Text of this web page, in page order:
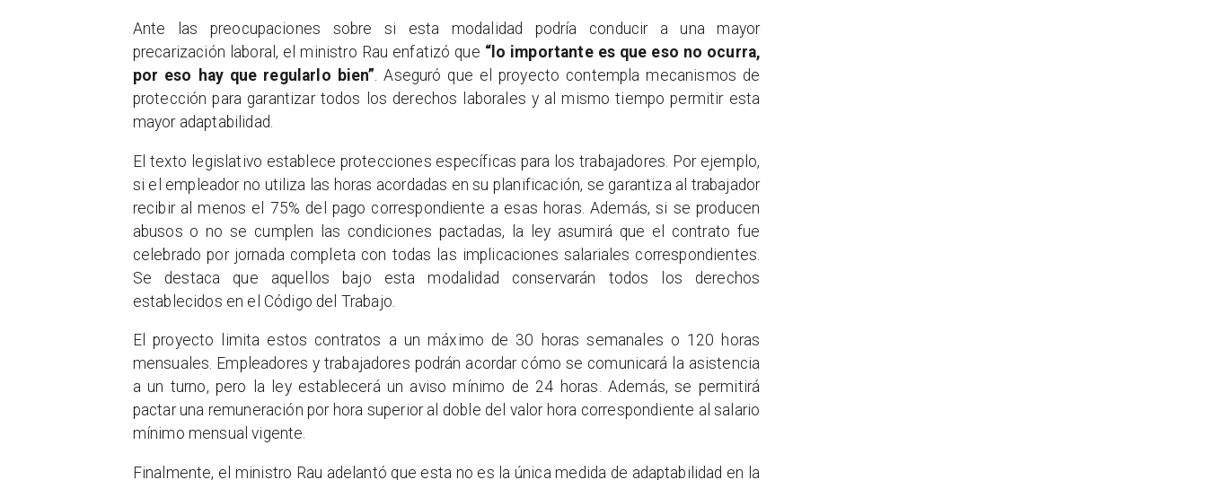
Ante las preocupaciones sobre si esta modalidad podría conducir a una mayor
precarización laboral, el ministro Rau enfatizó que “lo importante es que eso no ocurra,
por eso hay que regularlo bien”. Aseguró que el proyecto contempla mecanismos de
protección para garantizar todos los derechos laborales y al mismo tiempo permitir esta
mayor adaptabilidad.
El texto legislativo establece protecciones específicas para los trabajadores. Por ejemplo,
si el empleador no utiliza las horas acordadas en su planificación, se garantiza al trabajador
recibir al menos el 75% del pago correspondiente a esas horas. Además, si se producen
abusos o no se cumplen las condiciones pactadas, la ley asumirá que el contrato fue
celebrado por jornada completa con todas las implicaciones salariales correspondientes.
Se destaca que aquellos bajo esta modalidad conservarán todos los derechos
establecidos en el Código del Trabajo.
El proyecto limita estos contratos a un máximo de 30 horas semanales o 120 horas
mensuales. Empleadores y trabajadores podrán acordar cómo se comunicará la asistencia
a un turno, pero la ley establecerá un aviso mínimo de 24 horas. Además, se permitirá
pactar una remuneración por hora superior al doble del valor hora correspondiente al salario
mínimo mensual vigente.
Finalmente, el ministro Rau adelantó que esta no es la única medida de adaptabilidad en la